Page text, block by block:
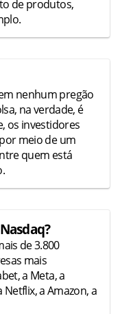
de produtos,
nenhum pregão
na verdade, é
os investidores
meio de um
quem está
de 3.800
mais
a Meta, a
Netflix, a Amazon, a